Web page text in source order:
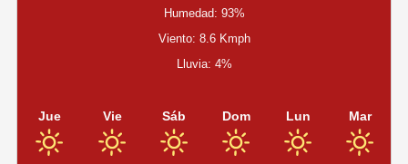
Humedad: 93%
Viento: 8.6 Kmph
Lluvia: 4%
Jue Vie Sáb Dom Lun Mar